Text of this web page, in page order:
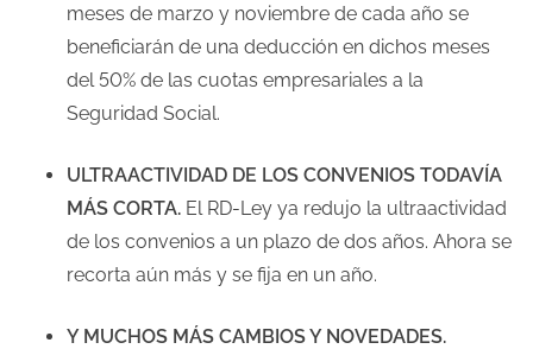
meses de marzo y noviembre de cada año se
beneficiarán de una deducción en dichos meses
del 50% de las cuotas empresariales a la
Seguridad Social.
ULTRAACTIVIDAD DE LOS CONVENIOS TODAVÍA
MÁS CORTA. El RD-Ley ya redujo la ultraactividad
de los convenios a un plazo de dos años. Ahora se
recorta aún más y se fija en un año.
Y MUCHOS MÁS CAMBIOS Y NOVEDADES.